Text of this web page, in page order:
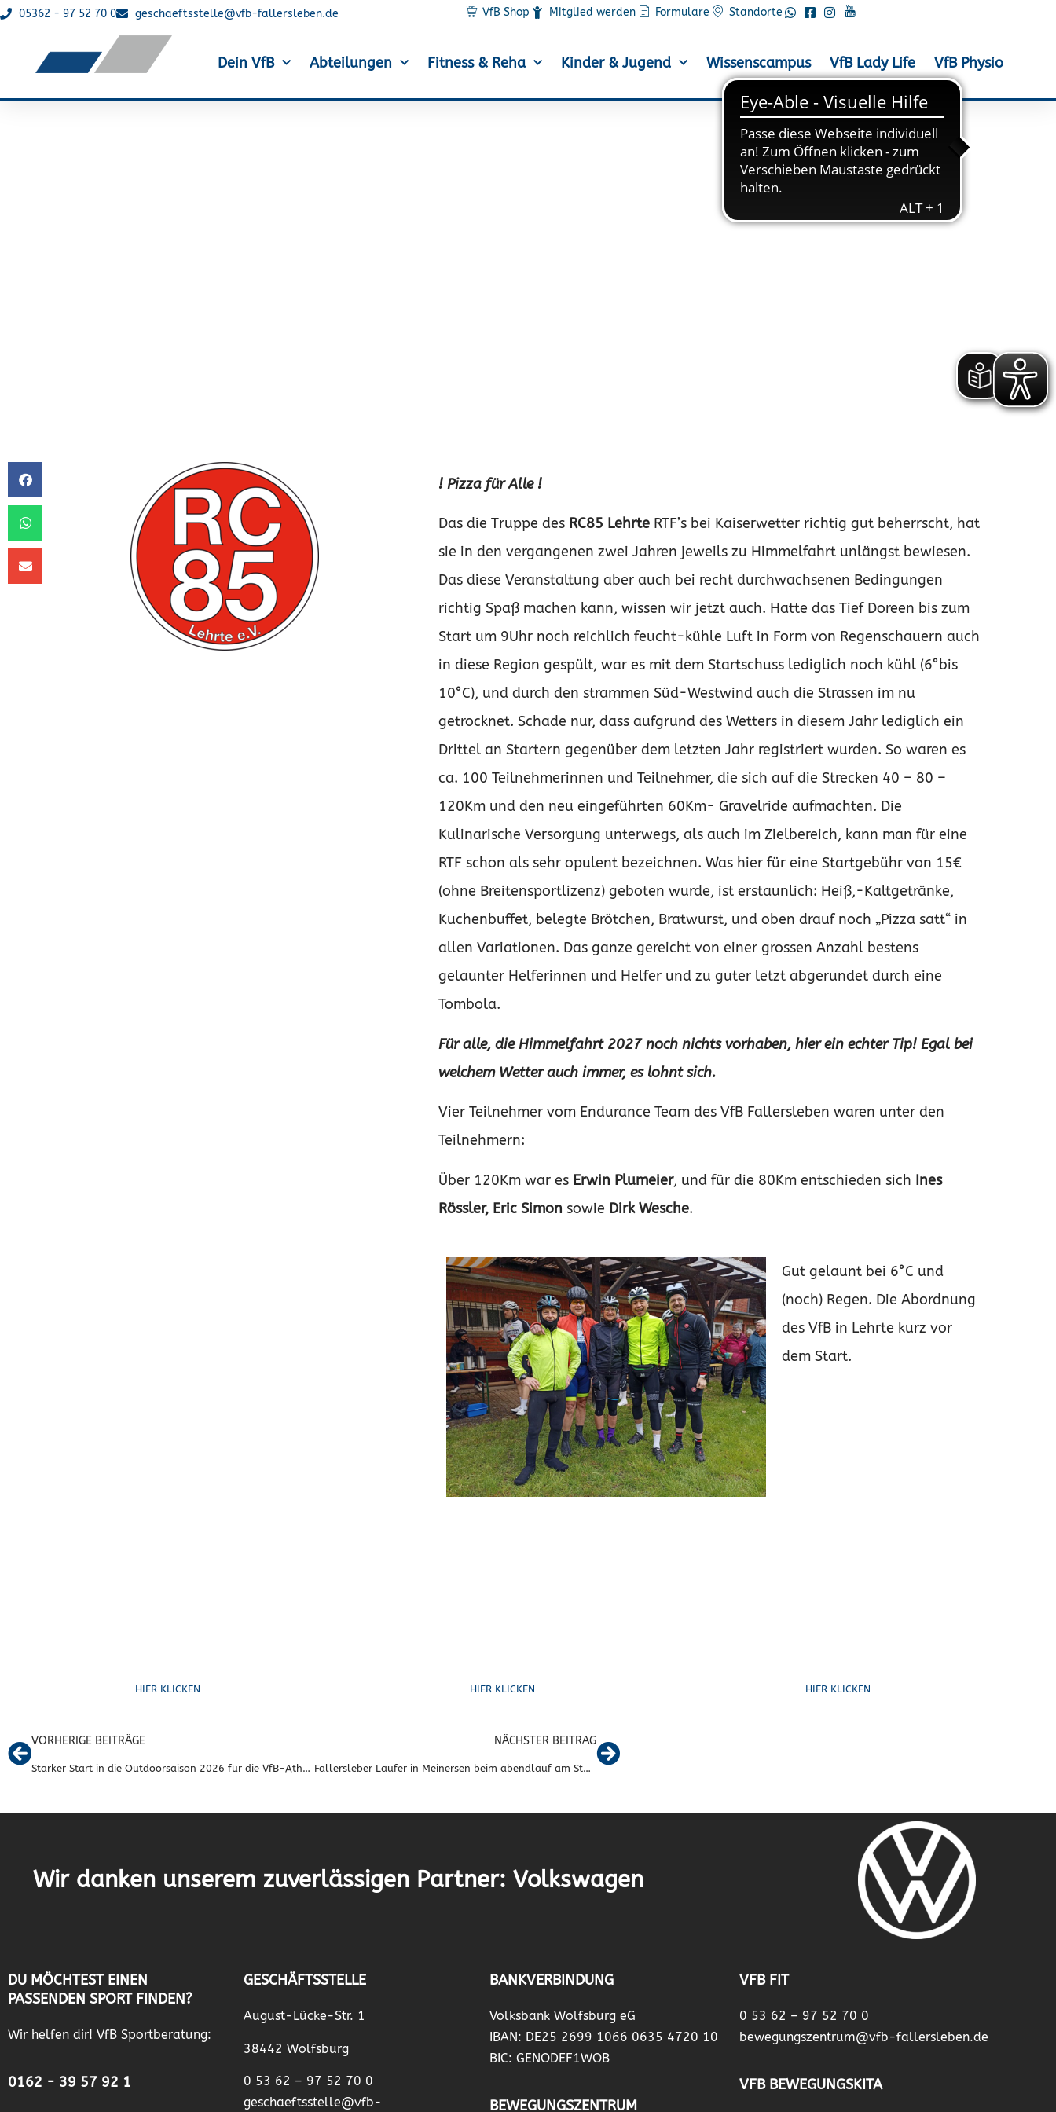
05362 - 97 52 70 0 geschaeftsstelle@vfb-fallersleben.de VfB Shop Mitglied werden Formulare Standorte
Dein VfB Abteilungen Fitness & Reha Kinder & Jugend Wissenscampus VfB Lady Life VfB Physio
! Pizza für Alle !
Das die Truppe des RC85 Lehrte RTF’s bei Kaiserwetter richtig gut beherrscht, hat
sie in den vergangenen zwei Jahren jeweils zu Himmelfahrt unlängst bewiesen.
Das diese Veranstaltung aber auch bei recht durchwachsenen Bedingungen
richtig Spaß machen kann, wissen wir jetzt auch. Hatte das Tief Doreen bis zum
Start um 9Uhr noch reichlich feucht-kühle Luft in Form von Regenschauern auch
in diese Region gespült, war es mit dem Startschuss lediglich noch kühl (6°bis
10°C), und durch den strammen Süd-Westwind auch die Strassen im nu
getrocknet. Schade nur, dass aufgrund des Wetters in diesem Jahr lediglich ein
Drittel an Startern gegenüber dem letzten Jahr registriert wurden. So waren es
ca. 100 Teilnehmerinnen und Teilnehmer, die sich auf die Strecken 40 – 80 –
120Km und den neu eingeführten 60Km- Gravelride aufmachten. Die
Kulinarische Versorgung unterwegs, als auch im Zielbereich, kann man für eine
RTF schon als sehr opulent bezeichnen. Was hier für eine Startgebühr von 15€
(ohne Breitensportlizenz) geboten wurde, ist erstaunlich: Heiß,-Kaltgetränke,
Kuchenbuffet, belegte Brötchen, Bratwurst, und oben drauf noch „Pizza satt“ in
allen Variationen. Das ganze gereicht von einer grossen Anzahl bestens
gelaunter Helferinnen und Helfer und zu guter letzt abgerundet durch eine
Tombola.
Für alle, die Himmelfahrt 2027 noch nichts vorhaben, hier ein echter Tip! Egal bei
welchem Wetter auch immer, es lohnt sich.
Vier Teilnehmer vom Endurance Team des VfB Fallersleben waren unter den
Teilnehmern:
Über 120Km war es Erwin Plumeier, und für die 80Km entschieden sich Ines
Rössler, Eric Simon sowie Dirk Wesche.
Gut gelaunt bei 6°C und
(noch) Regen. Die Abordnung
des VfB in Lehrte kurz vor
dem Start.
HIER KLICKEN HIER KLICKEN HIER KLICKEN
VORHERIGE BEITRÄGE
Starker Start in die Outdoorsaison 2026 für die VfB-Athleten!
NÄCHSTER BEITRAG
Fallersleber Läufer in Meinersen beim abendlauf am Start
Wir danken unserem zuverlässigen Partner: Volkswagen
DU MÖCHTEST EINEN
PASSENDEN SPORT FINDEN?
Wir helfen dir! VfB Sportberatung:
0162 - 39 57 92 1
GESCHÄFTSSTELLE
August-Lücke-Str. 1
38442 Wolfsburg
0 53 62 – 97 52 70 0
geschaeftsstelle@vfb-
BANKVERBINDUNG
Volksbank Wolfsburg eG
IBAN: DE25 2699 1066 0635 4720 10
BIC: GENODEF1WOB
BEWEGUNGSZENTRUM
VFB FIT
0 53 62 – 97 52 70 0
bewegungszentrum@vfb-fallersleben.de
VFB BEWEGUNGSKITA